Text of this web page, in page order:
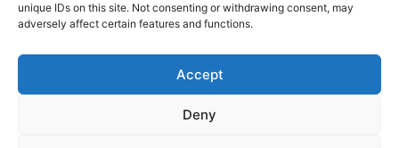
Δημοτικό Λιμενικό Ταμείο Τήνου – Άνδρου
unique IDs on this site. Not consenting or withdrawing consent, may
adversely affect certain features and functions.
Accept
Deny